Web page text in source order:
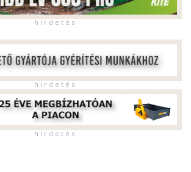
h i r d e t é s
h i r d e t é s
h i r d e t é s